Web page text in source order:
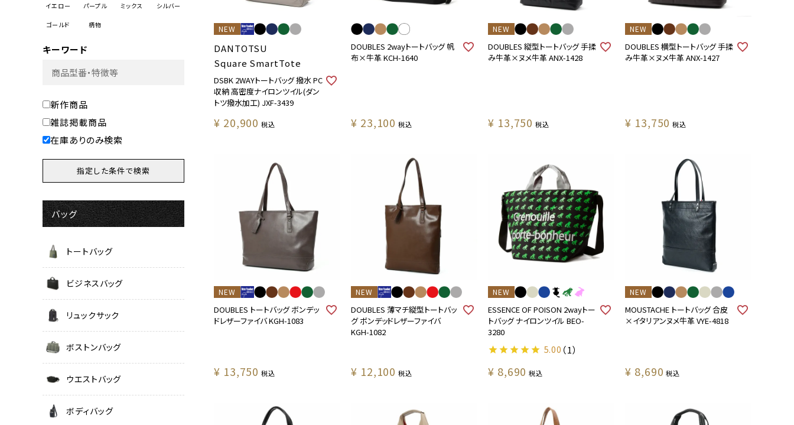
キーワード
新作商品
雑誌掲載商品
在庫ありのみ検索
バッグ
トートバッグ
ビジネスバッグ
リュックサック
ボストンバッグ
ウエストバッグ
ボディバッグ
NEW
DANTOTSU
Square SmartTote
DSBK 2WAYトートバッグ 撥水 PC
収納 高密度ナイロンツイル(ダン
トツ撥水加工) JXF-3439
¥ 20,900 税込
DOUBLES 2wayトートバッグ 帆
布×牛革 KCH-1640
¥ 23,100 税込
NEW
DOUBLES 縦型トートバッグ 手揉
み牛革×ヌメ牛革 ANX-1428
¥ 13,750 税込
NEW
DOUBLES 横型トートバッグ 手揉
み牛革×ヌメ牛革 ANX-1427
¥ 13,750 税込
NEW
DOUBLES トートバッグ ボンデッ
ドレザーファイバ KGH-1083
¥ 13,750 税込
NEW
DOUBLES 薄マチ縦型トートバッ
グ ボンデッドレザーファイバ
KGH-1082
¥ 12,100 税込
NEW
ESSENCE OF POISON 2wayトー
トバッグ ナイロンツイル BEO-
3280
¥ 8,690 税込
5.00 （1）
NEW
MOUSTACHE トートバッグ 合皮
×イタリアンヌメ牛革 VYE-4818
¥ 8,690 税込